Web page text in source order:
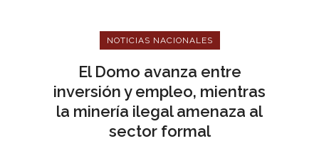
NOTICIAS NACIONALES
El Domo avanza entre
inversión y empleo, mientras
la minería ilegal amenaza al
sector formal